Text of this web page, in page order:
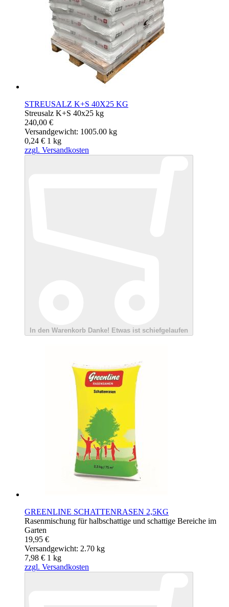
STREUSALZ K+S 40X25 KG
Streusalz K+S 40x25 kg
240,00 €
Versandgewicht: 1005.00 kg
0,24 € 1 kg
zzgl. Versandkosten
In den Warenkorb Danke! Etwas ist schiefgelaufen
GREENLINE SCHATTENRASEN 2,5KG
Rasenmischung für halbschattige und schattige Bereiche im
Garten
19,95 €
Versandgewicht: 2.70 kg
7,98 € 1 kg
zzgl. Versandkosten